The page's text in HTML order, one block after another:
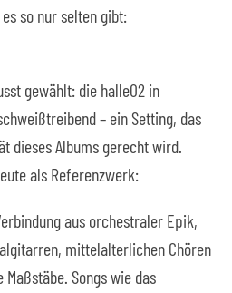
so nur selten gibt:
gewählt: die halle02 in
– ein Setting, das
dieses Albums gerecht wird.
als Referenzwerk:
aus orchestraler Epik,
mittelalterlichen Chören
Songs wie das